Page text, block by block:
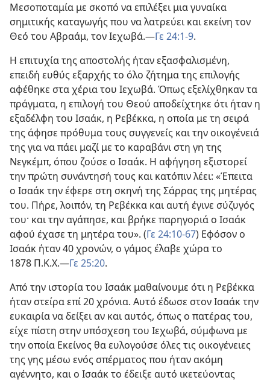
Μεσοποταμία με σκοπό να επιλέξει μια γυναίκα
σημιτικής καταγωγής που να λατρεύει και εκείνη τον
Θεό του Αβραάμ, τον Ιεχωβά.—Γε 24:1-9.
Η επιτυχία της αποστολής ήταν εξασφαλισμένη,
επειδή ευθύς εξαρχής το όλο ζήτημα της επιλογής
αφέθηκε στα χέρια του Ιεχωβά. Όπως εξελίχθηκαν τα
πράγματα, η επιλογή του Θεού αποδείχτηκε ότι ήταν η
εξαδέλφη του Ισαάκ, η Ρεβέκκα, η οποία με τη σειρά
της άφησε πρόθυμα τους συγγενείς και την οικογένειά
της για να πάει μαζί με το καραβάνι στη γη της
Νεγκέμπ, όπου ζούσε ο Ισαάκ. Η αφήγηση εξιστορεί
την πρώτη συνάντησή τους και κατόπιν λέει: «Έπειτα
ο Ισαάκ την έφερε στη σκηνή της Σάρρας της μητέρας
του. Πήρε, λοιπόν, τη Ρεβέκκα και αυτή έγινε σύζυγός
του· και την αγάπησε, και βρήκε παρηγοριά ο Ισαάκ
αφού έχασε τη μητέρα του». (Γε 24:10-67) Εφόσον ο
Ισαάκ ήταν 40 χρονών, ο γάμος έλαβε χώρα το
1878 Π.Κ.Χ.—Γε 25:20.
Από την ιστορία του Ισαάκ μαθαίνουμε ότι η Ρεβέκκα
ήταν στείρα επί 20 χρόνια. Αυτό έδωσε στον Ισαάκ την
ευκαιρία να δείξει αν και αυτός, όπως ο πατέρας του,
είχε πίστη στην υπόσχεση του Ιεχωβά, σύμφωνα με
την οποία Εκείνος θα ευλογούσε όλες τις οικογένειες
της γης μέσω ενός σπέρματος που ήταν ακόμη
αγέννητο, και ο Ισαάκ το έδειξε αυτό ικετεύοντας